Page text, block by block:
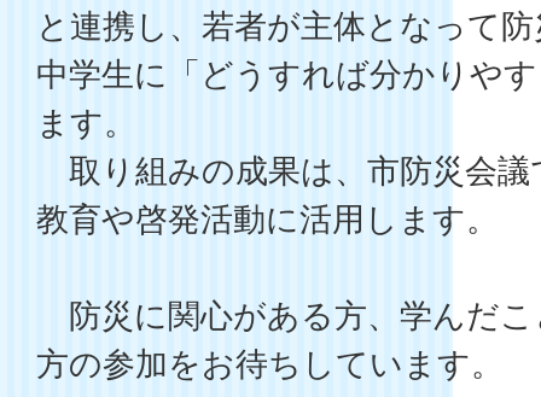
と連携し、若者が主体となって
中学生に「どうすれば分かりや
ます。
取り組みの成果は、市防災会
教育や啓発活動に活用します。
防災に関心がある方、学んだ
方の参加をお待ちしています。